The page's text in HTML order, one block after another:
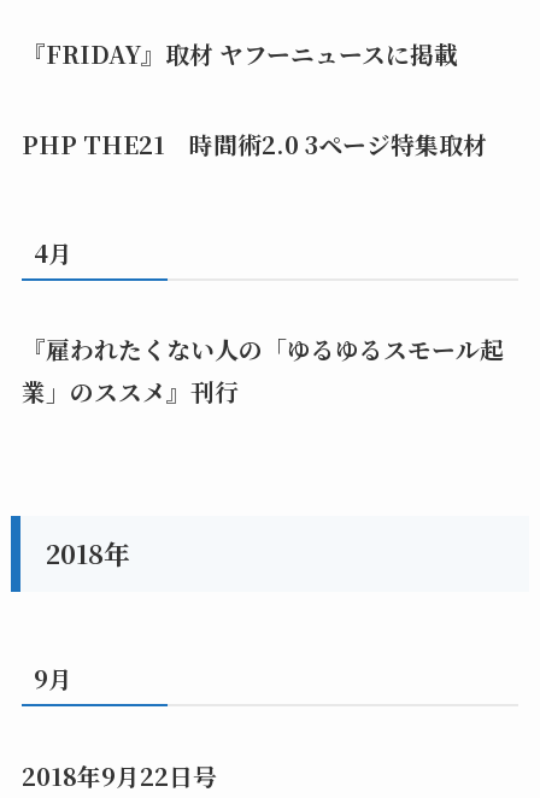
『FRIDAY』取材 ヤフーニュースに掲載
PHP THE21 時間術2.0 3ページ特集取材
4月
『雇われたくない人の「ゆるゆるスモール起
業」のススメ』刊行
2018年
9月
2018年9月22日号